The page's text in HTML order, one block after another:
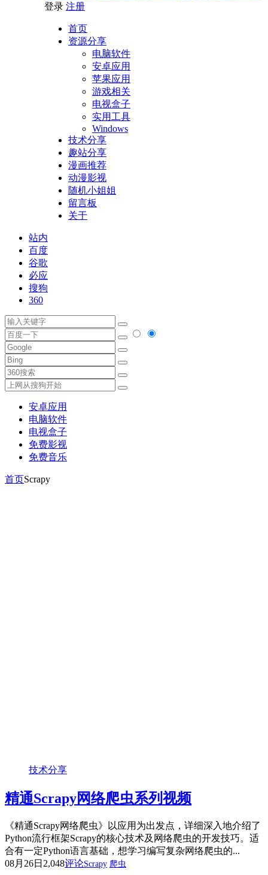
登录 注册
首页
资源分享
电脑软件
安卓应用
苹果应用
游戏相关
电视盒子
实用工具
Windows
技术分享
趣站分享
漫画推荐
动漫影视
随机小姐姐
留言板
关于
站内
百度
谷歌
必应
搜狗
360
安卓应用
电脑软件
电视盒子
免费影视
免费音乐
首页Scrapy
技术分享
精通Scrapy网络爬虫系列视频
《精通Scrapy网络爬虫》以应用为出发点，详细深入地介绍了
Python流行框架Scrapy的核心技术及网络爬虫的开发技巧。适
合有一定Python语言基础，想学习编写复杂网络爬虫的...
08月26日 2,048评论Scrapy 爬虫